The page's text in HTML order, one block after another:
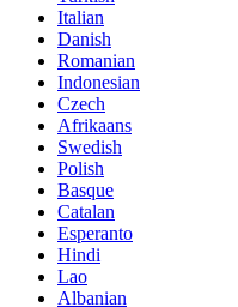
Italian
Danish
Romanian
Indonesian
Czech
Afrikaans
Swedish
Polish
Basque
Catalan
Esperanto
Hindi
Lao
Albanian